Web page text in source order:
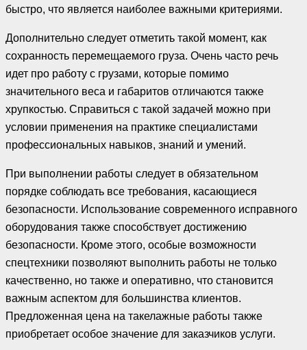
быстро, что является наиболее важными критериями.
Дополнительно следует отметить такой момент, как
сохранность перемещаемого груза. Очень часто речь
идет про работу с грузами, которые помимо
значительного веса и габаритов отличаются также
хрупкостью. Справиться с такой задачей можно при
условии применения на практике специалистами
профессиональных навыков, знаний и умений.
При выполнении работы следует в обязательном
порядке соблюдать все требования, касающиеся
безопасности. Использование современного исправного
оборудования также способствует достижению
безопасности. Кроме этого, особые возможности
спецтехники позволяют выполнить работы не только
качественно, но также и оперативно, что становится
важным аспектом для большинства клиентов.
Предложенная цена на такелажные работы также
приобретает особое значение для заказчиков услуги.